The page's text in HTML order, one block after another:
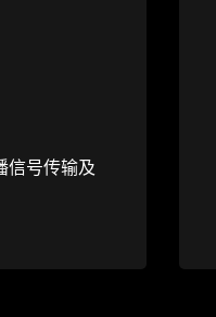
信号传输及